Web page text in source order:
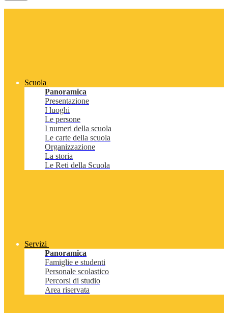
Scuola
Panoramica
Presentazione
I luoghi
Le persone
I numeri della scuola
Le carte della scuola
Organizzazione
La storia
Le Reti della Scuola
Servizi
Panoramica
Famiglie e studenti
Personale scolastico
Percorsi di studio
Area riservata